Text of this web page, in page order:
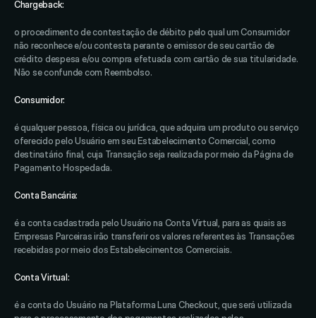
Chargeback:
o procedimento de contestação de débito pelo qual um Consumidor
não reconhece e/ou contesta perante o emissor de seu cartão de
crédito despesa e/ou compra efetuada com cartão de sua titularidade.
Não se confunde com Reembolso.
Consumidor:
é qualquer pessoa, física ou jurídica, que adquira um produto ou serviço
oferecido pelo Usuário em seu Estabelecimento Comercial, como
destinatário final, cuja Transação seja realizada por meio da Página de
Pagamento Hospedada.
Conta Bancária:
é a conta cadastrada pelo Usuário na Conta Virtual, para as quais as
Empresas Parceiras irão transferir os valores referentes às Transações
recebidas por meio dos Estabelecimentos Comerciais.
Conta Virtual:
é a conta do Usuário na Plataforma Luna Checkout, que será utilizada